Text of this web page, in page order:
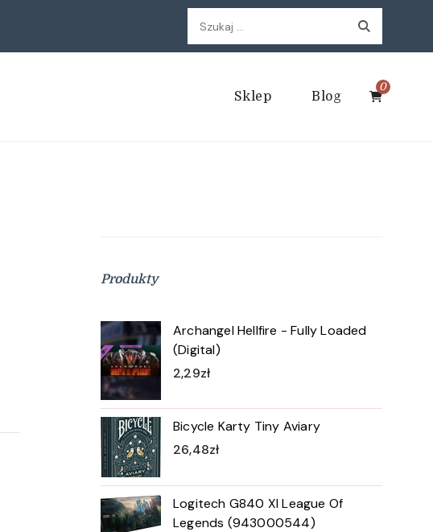
Szukaj:
Sklep Blog
0
Produkty
Archangel Hellfire - Fully Loaded
(Digital)
2,29zł
Bicycle Karty Tiny Aviary
26,48zł
Logitech G840 Xl League Of
Legends (943000544)